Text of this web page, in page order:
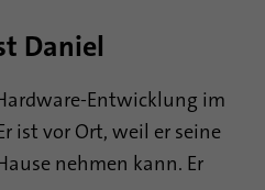
Daniel
Entwicklung im
ist vor Ort, weil er seine
nehmen kann. Er